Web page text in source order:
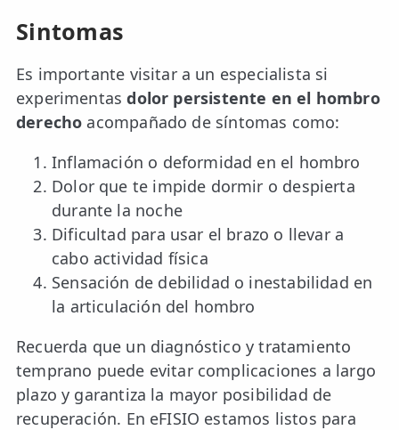
Sintomas
Es importante visitar a un especialista si
experimentasdolor persistente en el hombro
derecho acompañado de síntomas como:
Inflamación o deformidad en el hombro
Dolor que te impide dormir o despierta
durante la noche
Dificultad para usar el brazo o llevar a
cabo actividad física
Sensación de debilidad o inestabilidad en
la articulación del hombro
Recuerda que un diagnóstico y tratamiento
temprano puede evitar complicaciones a largo
plazo y garantiza la mayor posibilidad de
recuperación. En eFISIO estamos listos para